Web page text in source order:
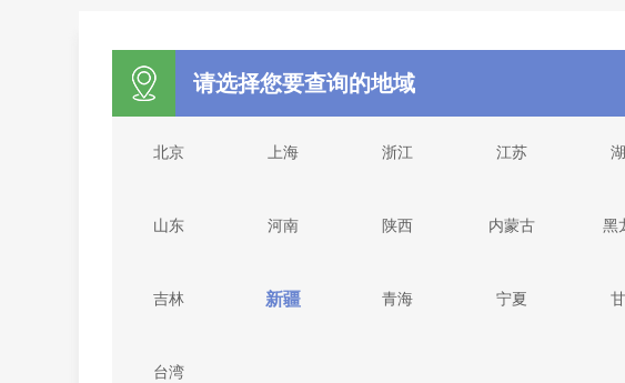
请选择您要查询的地域
北京 上海 浙江 江苏
山东 河南 陕西 内蒙古 黑
吉林 新疆 青海 宁夏
台湾